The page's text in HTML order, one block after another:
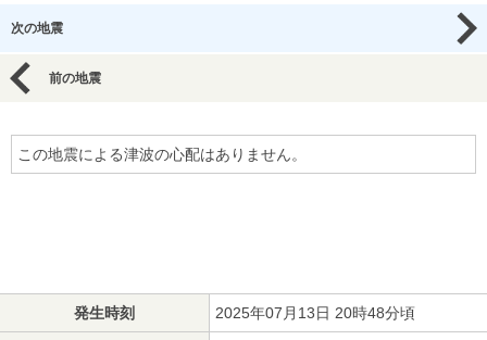
次の地震
前の地震
この地震による津波の心配はありません。
発生時刻 2025年07月13日 20時48分頃